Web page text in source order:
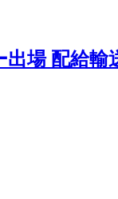
場 配給輸